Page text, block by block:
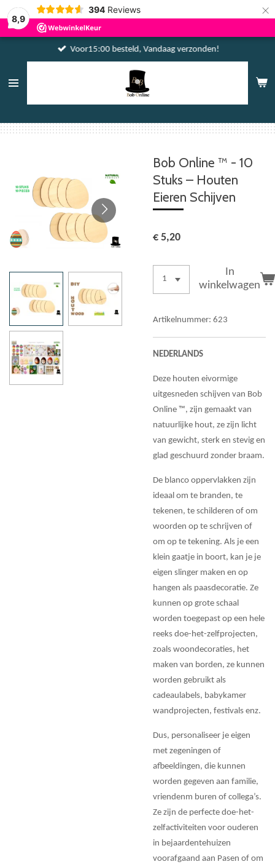
8,9
394 Reviews ×
Voor15:00 besteld, Vandaag verzonden!
Bob Online ™ - 10
Stuks – Houten
Eieren Schijven
€ 5,20
In
winkelwagen
Artikelnummer: 623
NEDERLANDS
Deze houten eivormige
uitgesneden schijven van Bob
Online ™, zijn gemaakt van
natuurlijke hout, ze zijn licht
van gewicht, sterk en stevig en
glad geschuurd zonder braam.
De blanco oppervlakken zijn
ideaal om te branden, te
tekenen, te schilderen of om
woorden op te schrijven of
om op te tekening. Als je een
klein gaatje in boort, kan je je
eigen slinger maken en op
hangen als paasdecoratie. Ze
kunnen op grote schaal
worden toegepast op een hele
reeks doe-het-zelfprojecten,
zoals woondecoraties, het
maken van borden, ze kunnen
worden gebruikt als
cadeaulabels, babykamer
wandprojecten, festivals enz.
Dus, personaliseer je eigen
met zegeningen of
afbeeldingen, die kunnen
worden gegeven aan familie,
vriendenm buren of collega’s.
Ze zijn de perfecte doe-het-
zelfactiviteiten voor ouderen
in bejaardentehuizen
voorafgaand aan Pasen of om